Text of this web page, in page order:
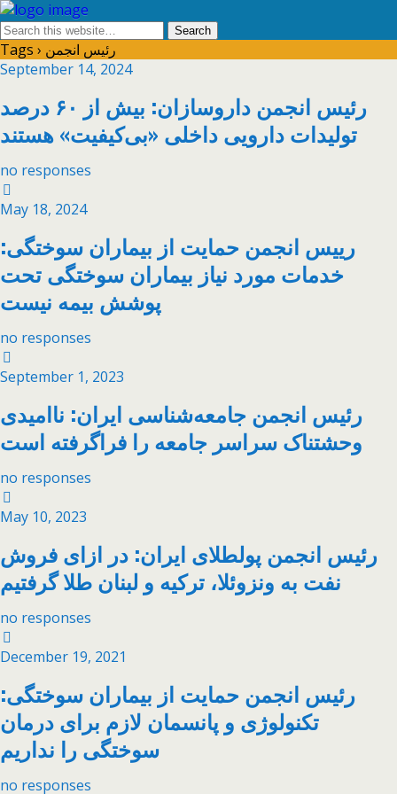
Tags › رئیس انجمن
September 14, 2024
رئیس انجمن داروسازان: بیش از ۶۰ درصد
تولیدات دارویی داخلی «بی‌کیفیت» هستند
no responses
May 18, 2024
رییس انجمن حمایت از بیماران سوختگی:
خدمات مورد نیاز بیماران سوختگی تحت
پوشش بیمه نیست
no responses
September 1, 2023
رئیس انجمن جامعه‌شناسی ایران: ناامیدی
وحشتناک سراسر جامعه را فراگرفته است
no responses
May 10, 2023
رئیس انجمن پولطلای ایران: در ازای فروش
نفت به ونزوئلا، ترکیه و لبنان طلا گرفتیم
no responses
December 19, 2021
رئیس انجمن حمایت از بیماران سوختگی:
تکنولوژی و پانسمان لازم برای درمان
سوختگی را نداریم
no responses